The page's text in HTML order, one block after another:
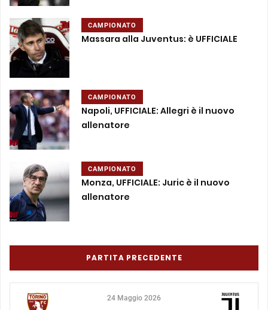
CAMPIONATO
Massara alla Juventus: è UFFICIALE
CAMPIONATO
Napoli, UFFICIALE: Allegri è il nuovo
allenatore
CAMPIONATO
Monza, UFFICIALE: Juric è il nuovo
allenatore
PARTITA PRECEDENTE
24 Maggio 2026